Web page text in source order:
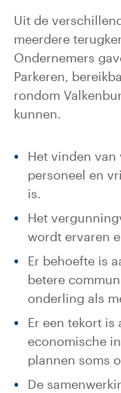
Uit de
meerdere
Ondernemers
Parkeren,
rondom
kunnen.
Het vinden
personeel en
is.
Het
wordt ervaren
Er behoefte is
betere
onderling als
Er een tekort is
economische
plannen soms
De